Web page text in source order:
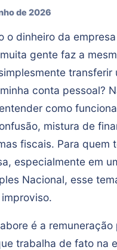
de 2026
o dinheiro da
gente faz a
transferir
conta pessoal?
como
mistura de
fiscais. Para quem
especialmente em
Nacional, esse
é a remuneração
trabalha de fato na